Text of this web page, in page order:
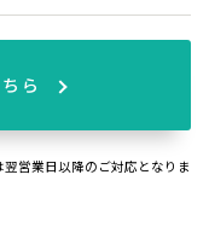
ら
営業日以降のご対応となりま